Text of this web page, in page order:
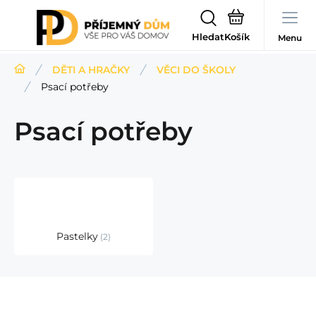
Hledat Menu
DĚTI A HRAČKY
VĚCI DO ŠKOLY
Psací potřeby
Psací potřeby
Pastelky 2